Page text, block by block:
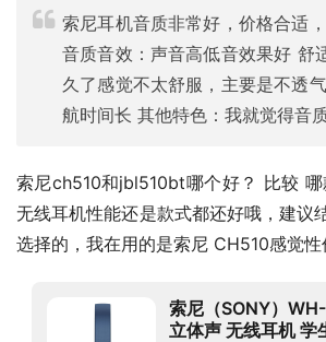
索尼耳机音质非常好，价格合适
音质音效：声音高低音效果好 舒
久了感觉不太舒服，主要是不透
航时间长 其他特色：我就觉得音
索尼ch510和jbl510bt哪个好？ 比较
无线耳机性能还是款式都还好哦，建议
选择的，我在用的是索尼 CH510感觉性
索尼（SONY）
立体声 无线耳机 学